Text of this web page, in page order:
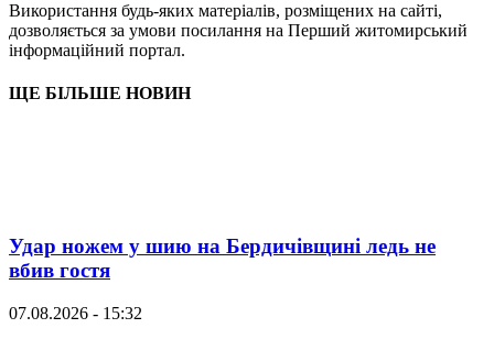
Використання будь-яких матеріалів, розміщених на сайті,
дозволяється за умови посилання на Перший житомирський
інформаційний портал.
ЩЕ БІЛЬШЕ НОВИН
Удар ножем у шию на Бердичівщині ледь не
вбив гостя
07.08.2026 - 15:32